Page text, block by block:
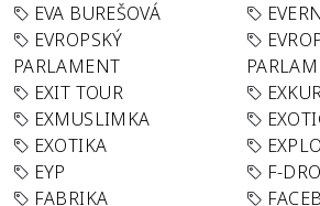
EVA BUREŠOVÁ
EVROPSKÝ
PARLAMENT
EXIT TOUR
EXMUSLIMKA
EXOTIKA
EYP
F-
FABRIKA